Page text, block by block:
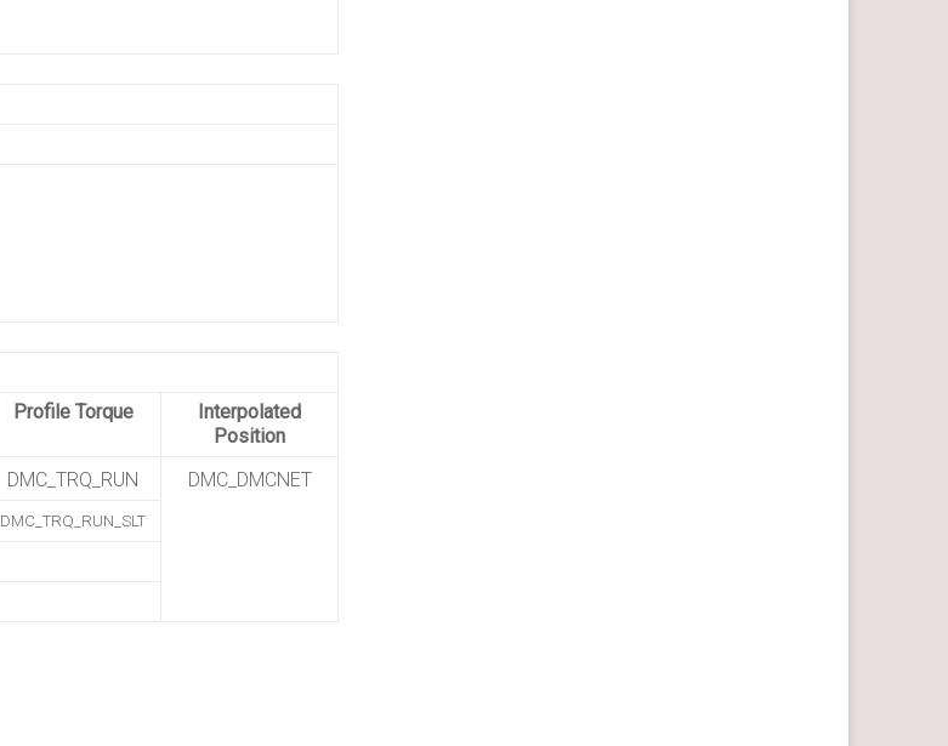
Profile Torque
Interpolated
Position
DMC_TRQ_RUN DMC_DMCNET
DMC_TRQ_RUN_SLT